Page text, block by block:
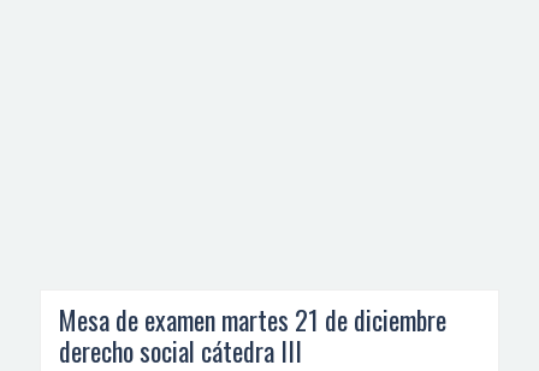
Mesa de examen martes 21 de diciembre
derecho social cátedra III